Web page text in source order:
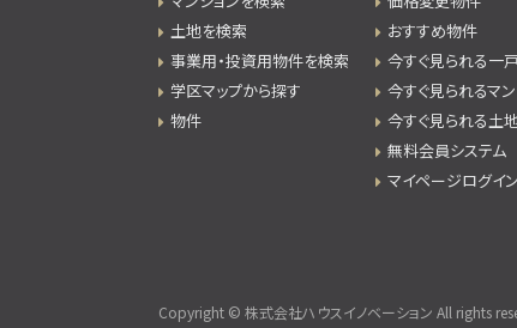
土地を検索
事業用・投資用物件を検索
学区マップから探す
物件
おすすめ物件
今すぐ見られる一
今すぐ見られるマ
今すぐ見られる土
無料会員システム
マイページログイン
Copyright © 株式会社ハウスイノベーション All rights